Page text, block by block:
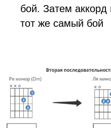
бой. Затем аккорд
тот же самый бой